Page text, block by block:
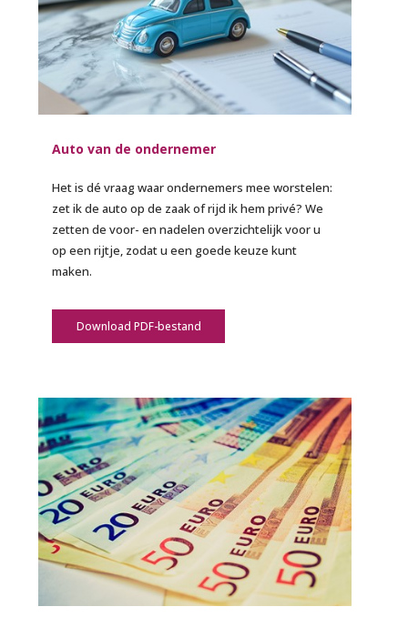
Auto van de ondernemer
Het is dé vraag waar ondernemers mee worstelen:
zet ik de auto op de zaak of rijd ik hem privé? We
zetten de voor- en nadelen overzichtelijk voor u
op een rijtje, zodat u een goede keuze kunt
maken.
Download PDF-bestand